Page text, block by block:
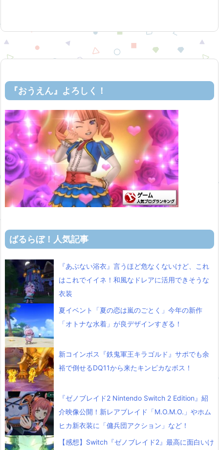
『おうえん』よろしく！
ばるらぼ！人気記事
『あぶない浴衣』言うほど危なくないけど、これ
はこれでイイネ！和風なドレアに活用できそうな
衣装
夏イベント「夏の恋は嵐のごとく」今年の新作
「オトナな水着」が良デザインすぎる！
新コインボス『鉄鬼軍王キラゴルド』サポでも余
裕で倒せるDQ11から来たキンピカなボス！
『ゼノブレイド2 Nintendo Switch 2 Edition』紹
介映像公開！新レアブレイド「M.O.M.O.」やホム
ヒカ新衣装に「傭兵団アクション」など！
【感想】Switch『ゼノブレイド2』最高に面白いけ